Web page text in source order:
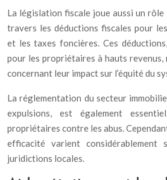
La législation fiscale joue aussi un
travers les déductions fiscales pour
et les taxes foncières. Ces
pour les propriétaires à hauts
concernant leur impact sur l’équité du
La réglementation du secteur
expulsions, est également
propriétaires contre les abus.
efficacité varient
juridictions locales.